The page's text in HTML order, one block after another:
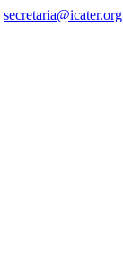
secretaria@icater.org